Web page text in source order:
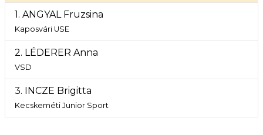
1. ANGYAL Fruzsina
Kaposvári USE
2. LÉDERER Anna
VSD
3. INCZE Brigitta
Kecskeméti Junior Sport